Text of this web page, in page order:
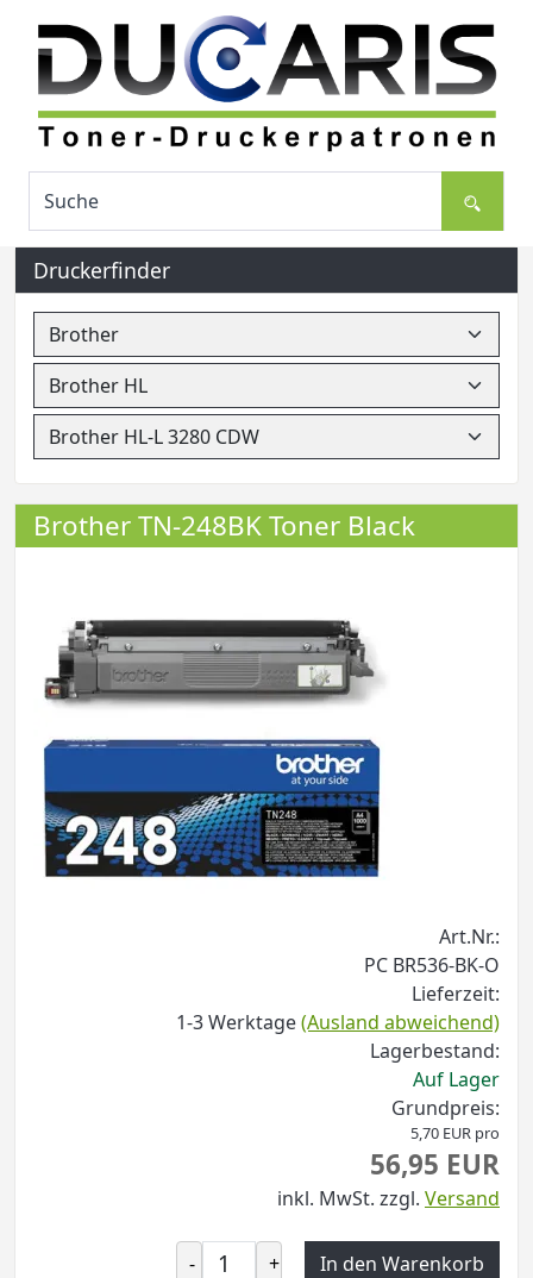
Druckerfinder
Brother TN-248BK Toner Black
Art.Nr.:
PC BR536-BK-O
Lieferzeit:
1-3 Werktage(Ausland abweichend)
Lagerbestand:
Auf Lager
Grundpreis:
5,70 EUR pro
56,95 EUR
inkl. MwSt. zzgl. Versand
- + In den Warenkorb